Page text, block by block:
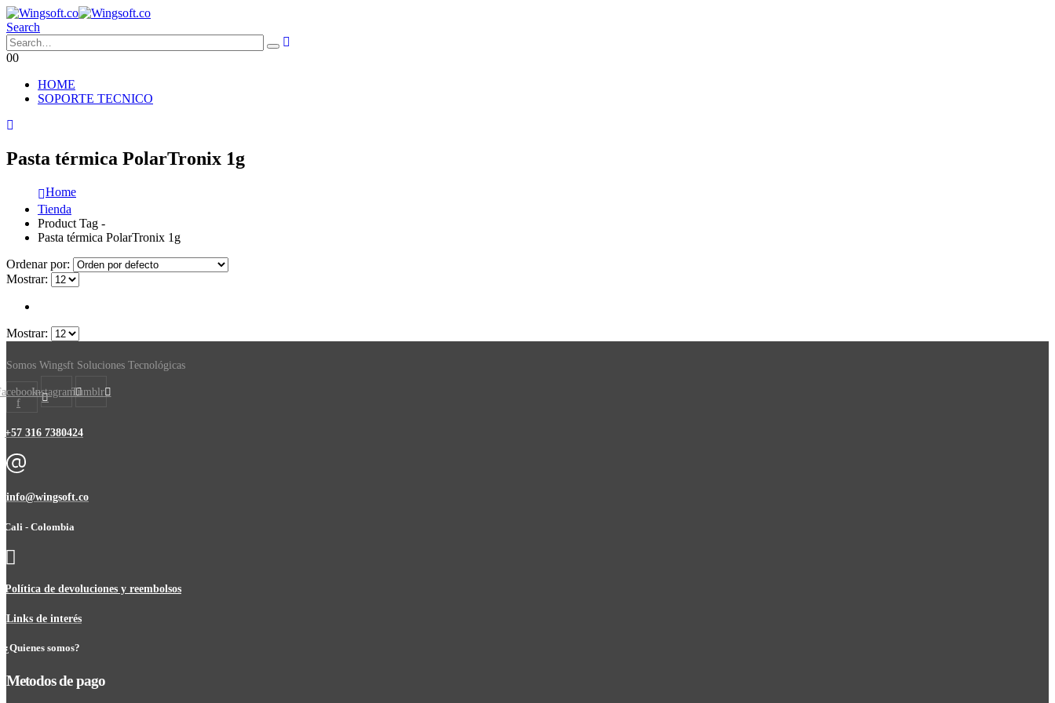
Search
00
HOME
SOPORTE TECNICO
Pasta térmica PolarTronix 1g
Home
Tienda
Product Tag -
Pasta térmica PolarTronix 1g
Ordenar por:
Mostrar:
Mostrar:
Somos Wingsft Soluciones Tecnológicas
f
InstagramTumblr
+57 316 7380424
info@wingsoft.co
Cali - Colombia
Política de devoluciones y reembolsos
Links de interés
¿Quienes somos?
Metodos de pago